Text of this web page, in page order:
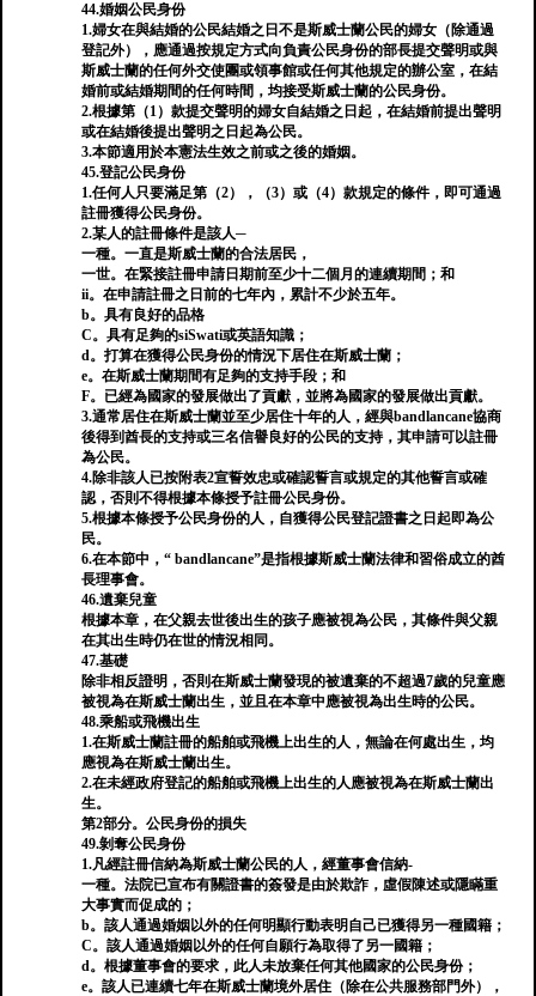
44.婚姻公民身份
1.婦女在與結婚的公民結婚之日不是斯威士蘭公民的婦女（除通過
登記外），應通過按規定方式向負責公民身份的部長提交聲明或與
斯威士蘭的任何外交使團或領事館或任何其他規定的辦公室，在結
婚前或結婚期間的任何時間，均接受斯威士蘭的公民身份。
2.根據第（1）款提交聲明的婦女自結婚之日起，在結婚前提出聲明
或在結婚後提出聲明之日起為公民。
3.本節適用於本憲法生效之前或之後的婚姻。
45.登記公民身份
1.任何人只要滿足第（2），（3）或（4）款規定的條件，即可通過
註冊獲得公民身份。
2.某人的註冊條件是該人─
一種。一直是斯威士蘭的合法居民，
一世。在緊接註冊申請日期前至少十二個月的連續期間；和
ii。在申請註冊之日前的七年內，累計不少於五年。
b。具有良好的品格
C。具有足夠的siSwati或英語知識；
d。打算在獲得公民身份的情況下居住在斯威士蘭；
e。在斯威士蘭期間有足夠的支持手段；和
F。已經為國家的發展做出了貢獻，並將為國家的發展做出貢獻。
3.通常居住在斯威士蘭並至少居住十年的人，經與bandlancane協商
後得到酋長的支持或三名信譽良好的公民的支持，其申請可以註冊
為公民。
4.除非該人已按附表2宣誓效忠或確認誓言或規定的其他誓言或確
認，否則不得根據本條授予註冊公民身份。
5.根據本條授予公民身份的人，自獲得公民登記證書之日起即為公
民。
6.在本節中，“ bandlancane”是指根據斯威士蘭法律和習俗成立的酋
長理事會。
46.遺棄兒童
根據本章，在父親去世後出生的孩子應被視為公民，其條件與父親
在其出生時仍在世的情況相同。
47.基礎
除非相反證明，否則在斯威士蘭發現的被遺棄的不超過7歲的兒童應
被視為在斯威士蘭出生，並且在本章中應被視為出生時的公民。
48.乘船或飛機出生
1.在斯威士蘭註冊的船舶或飛機上出生的人，無論在何處出生，均
應視為在斯威士蘭出生。
2.在未經政府登記的船舶或飛機上出生的人應被視為在斯威士蘭出
生。
第2部分。公民身份的損失
49.剝奪公民​​身份
1.凡經註冊信納為斯威士蘭公民的人，經董事會信納-
一種。法院已宣布有關證書的簽發是由於欺詐，虛假陳述或隱瞞重
大事實而促成的；
b。該人通過婚姻以外的任何明顯行動表明自己已獲得另一種國籍；
C。該人通過婚姻以外的任何自願行為取得了另一國籍；
d。根據董事會的要求，此人未放棄任何其他國家的公民身份；
e。該人已連續七年在斯威士蘭境外居住（除在公共服務部門外），